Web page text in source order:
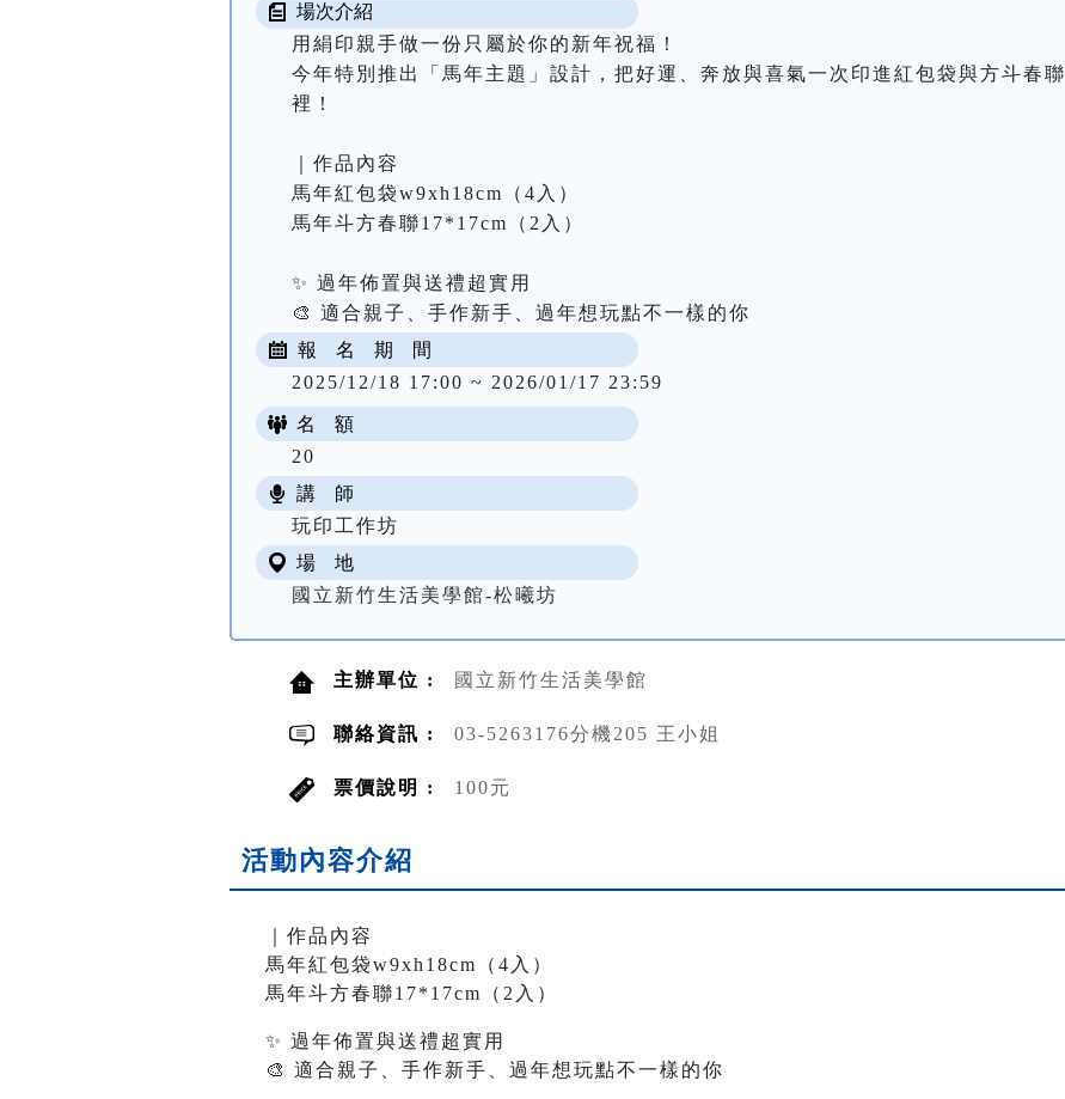
場次介紹
用絹印親手做一份只屬於你的新年祝福！
今年特別推出「馬年主題」設計，把好運、奔放與喜氣一次印進紅包袋與方斗春聯
裡！
｜作品內容
馬年紅包袋w9xh18cm（4入）
馬年斗方春聯17*17cm（2入）
✨ 過年佈置與送禮超實用
🎨 適合親子、手作新手、過年想玩點不一樣的你
報 名 期 間
2025/12/18 17:00 ~ 2026/01/17 23:59
名 額
20
講 師
玩印工作坊
場 地
國立新竹生活美學館-松曦坊
主辦單位 : 國立新竹生活美學館
聯絡資訊 : 03-5263176分機205 王小姐
票價說明 : 100元
活動內容介紹
｜作品內容
馬年紅包袋w9xh18cm（4入）
馬年斗方春聯17*17cm（2入）
✨ 過年佈置與送禮超實用
🎨 適合親子、手作新手、過年想玩點不一樣的你